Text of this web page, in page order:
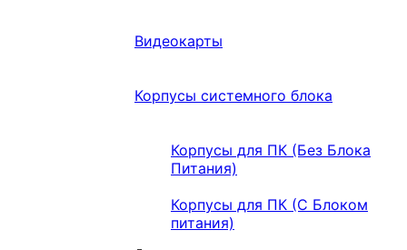
Видеокарты
Корпусы системного блока
Корпусы для ПК (Без Блока
Питания)
Корпусы для ПК (С Блоком
питания)